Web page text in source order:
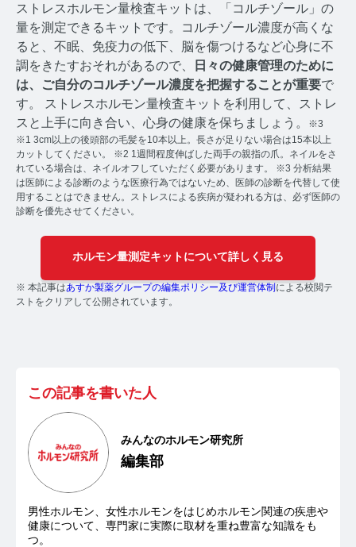
毛髪・爪ホルモン量測定キットについて知りたい方
【薄毛リスクチェック】毛髪ホルモン量測定キットの
ご紹介
【男性力を可視化】毛髪ホルモン量測定キットのご紹
介
【ストレスを見える化】毛髪・爪ホルモン量検査キッ
トのご紹介
毛髪ホルモン量測定キット導入クリニックのインタビ
よくあるご質問 TOP
医療機関・報道関係者の方へ
ホルモン測定技術のご活用についてご案内
運営者情報
お問い合わせ
プライバシーポリシー サイトマップ
ストレスホルモン量検査キットは、「コルチゾール」の
量を測定できるキットです。コルチゾール濃度が高くな
ると、不眠、免疫力の低下、脳を傷つけるなど心身に不
調をきたすおそれがあるので、
日々の健康管理のために
は、ご自分のコルチゾール濃度を把握することが重要で
す。 ストレスホルモン量検査キットを利用して、ストレ
スと上手に向き合い、心身の健康を保ちましょう。
※3
※1 3cm以上の後頭部の毛髪を10本以上。長さが足りない場合は15本以上
カットしてください。 ※2 1週間程度伸ばした両手の親指の爪。ネイルをさ
れている場合は、ネイルオフしていただく必要があります。 ※3 分析結果
は医師による診断のような医療行為ではないため、医師の診断を代替して使
用することはできません。ストレスによる疾病が疑われる方は、必ず医師の
診断を優先させてください。
ホルモン量測定キットについて詳しく見る
※ 本記事はあすか製薬グループの編集ポリシー及び運営体制による校閲テ
ストをクリアして公開されています。
この記事を書いた人
みんなのホルモン研究所
編集部
男性ホルモン、女性ホルモンをはじめホルモン関連の疾患や
健康について、専門家に実際に取材を重ね豊富な知識をも
つ。